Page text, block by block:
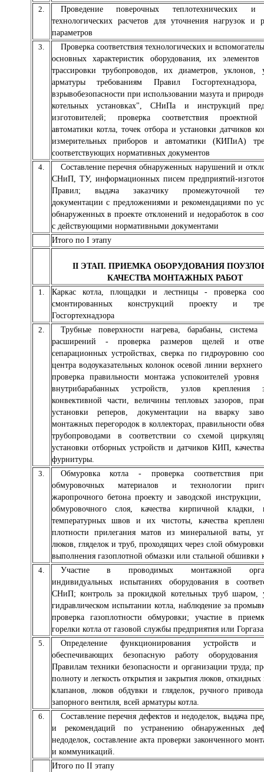
2.
Проведение поверочных теплотехнических и
технологических расчетов для уточнения нагрузок и
параметров
3.
Проверка соответствия технологических и
основных характеристик оборудования, их
трассировки трубопроводов, их диаметров, уклонов,
арматуры требованиям Правил
взрывобезопасности при использовании мазута и
котельных установках", СНиПа и инструкций
изготовителей; проверка соответствия
автоматики котла, точек отбора и установки датчиков
измерительных приборов и автоматики (КИПиА)
соответствующих нормативных документов
4.
Составление перечня обнаруженных нарушений и
СНиП, ТУ, информационных писем предприятий-
Правил; выдача заказчику промежуточной
документации с предложениями и рекомендациями по
обнаруженных в проекте отклонений и недоработок в
с действующими нормативными документами
Итого по I этапу
II ЭТАП. ПРИЕМКА ОБОРУДОВАНИЯ
КАЧЕСТВА МОНТАЖНЫХ РАБОТ
1.
Каркас котла, площадки и лестницы - проверка
смонтированных конструкций проекту и
Госгортехнадзора
2.
Трубные поверхности нагрева, барабаны, система
расширений - проверка размеров щелей и
сепарационных устройствах, сверка по гидроуровню
центра водоуказательных колонок осевой линии верхнего
проверка правильности монтажа успокоителей
внутрибарабанных устройств, узлов крепления
конвективной части, величины тепловых зазоров,
установки реперов, документации на вварку
монтажных перегородок в коллекторах, правильности
трубопроводами в соответствии со схемой
установки отборных устройств и датчиков КИП,
фурнитуры.
3.
Обмуровка котла - проверка соответствия
обмуровочных материалов и технологии
жаропрочного бетона проекту и заводской
обмуровочного слоя, качества кирпичной кладки,
температурных швов и их чистоты, качества
плотности прилегания матов из минеральной ваты,
люков, гляделок и труб, проходящих через слой
выполнения газоплотной обмазки или стальной обшивки
4.
Участие в проводимых монтажной
индивидуальных испытаниях оборудования в
СНиП; контроль за прокидкой котельных труб шаром,
гидравлическом испытании котла, наблюдение за
проверка газоплотности обмуровки; участие в
горелки котла от газовой службы предприятия или
5.
Определение функционирования устройств и
обеспечивающих безопасную работу оборудования
Правилам техники безопасности и организации труда;
полноту и легкость открытия и закрытия люков,
клапанов, люков обдувки и гляделок, ручного привода
запорного вентиля, всей арматуры котла.
6.
Составление перечня дефектов и недоделок, выдача
и рекомендаций по устранению обнаруженных
недоделок, составление акта проверки законченного
и коммуникаций.
Итого по II этапу